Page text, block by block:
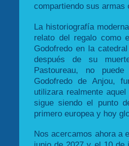
compartiendo sus
La historiografía
relato del regalo como
Godofredo en la
después de su
Pastoureau, no
Godofredo de Anjou,
utilizara realmente
sigue siendo el punto
primero europea y hoy
Nos acercamos ahora a